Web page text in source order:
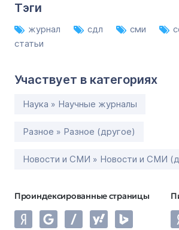
Тэги
журнал сдл сми
статьи
Участвует в категориях
Наука » Научные журналы
Разное » Разное (другое)
Новости и СМИ » Новости и СМИ
Проиндексированные страницы